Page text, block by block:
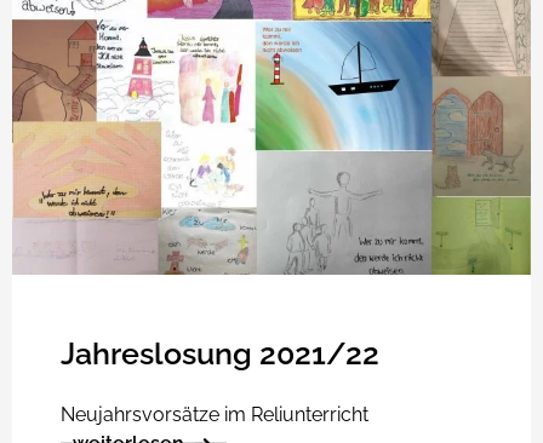
Jahreslosung 2021/22
Neujahrsvorsätze im Reliunterricht